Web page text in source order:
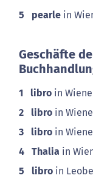
5 pearle in
Geschäfte
1 libro in
2 libro in
3 libro in
4 Thalia in
5 libro in